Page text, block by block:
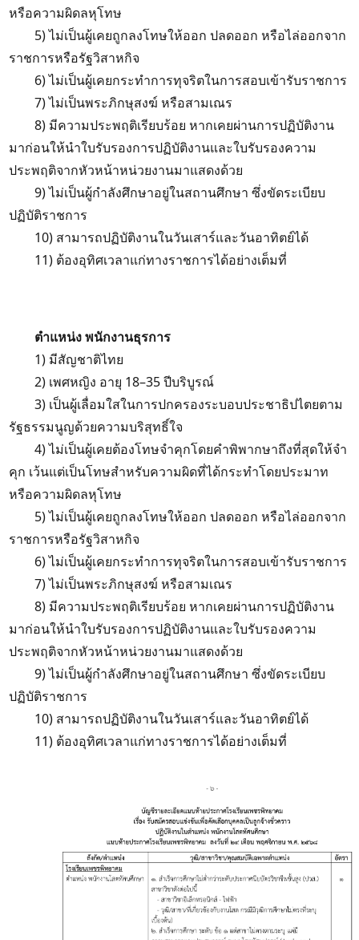
หรือความผิดลหุโทษ
5) ไม่เป็นผู้เคยถูกลงโทษให้ออก ปลดออก หรือไล่ออกจาก
ราชการหรือรัฐวิสาหกิจ
6) ไม่เป็นผู้เคยกระทำการทุจริตในการสอบเข้ารับราชการ
7) ไม่เป็นพระภิกษุสงฆ์ หรือสามเณร
8) มีความประพฤติเรียบร้อย หากเคยผ่านการปฏิบัติงาน
มาก่อนให้นำใบรับรองการปฏิบัติงานและใบรับรองความ
ประพฤติจากหัวหน้าหน่วยงานมาแสดงด้วย
9) ไม่เป็นผู้กำลังศึกษาอยู่ในสถานศึกษา ซึ่งขัดระเบียบ
ปฏิบัติราชการ
10) สามารถปฏิบัติงานในวันเสาร์และวันอาทิตย์ได้
11) ต้องอุทิศเวลาแก่ทางราชการได้อย่างเต็มที่
ตำแหน่ง พนักงานธุรการ
1) มีสัญชาติไทย
2) เพศหญิง อายุ 18–35 ปีบริบูรณ์
3) เป็นผู้เลื่อมใสในการปกครองระบอบประชาธิปไตยตาม
รัฐธรรมนูญด้วยความบริสุทธิ์ใจ
4) ไม่เป็นผู้เคยต้องโทษจำคุกโดยคำพิพากษาถึงที่สุดให้จำ
คุก เว้นแต่เป็นโทษสำหรับความผิดที่ได้กระทำโดยประมาท
หรือความผิดลหุโทษ
5) ไม่เป็นผู้เคยถูกลงโทษให้ออก ปลดออก หรือไล่ออกจาก
ราชการหรือรัฐวิสาหกิจ
6) ไม่เป็นผู้เคยกระทำการทุจริตในการสอบเข้ารับราชการ
7) ไม่เป็นพระภิกษุสงฆ์ หรือสามเณร
8) มีความประพฤติเรียบร้อย หากเคยผ่านการปฏิบัติงาน
มาก่อนให้นำใบรับรองการปฏิบัติงานและใบรับรองความ
ประพฤติจากหัวหน้าหน่วยงานมาแสดงด้วย
9) ไม่เป็นผู้กำลังศึกษาอยู่ในสถานศึกษา ซึ่งขัดระเบียบ
ปฏิบัติราชการ
10) สามารถปฏิบัติงานในวันเสาร์และวันอาทิตย์ได้
11) ต้องอุทิศเวลาแก่ทางราชการได้อย่างเต็มที่